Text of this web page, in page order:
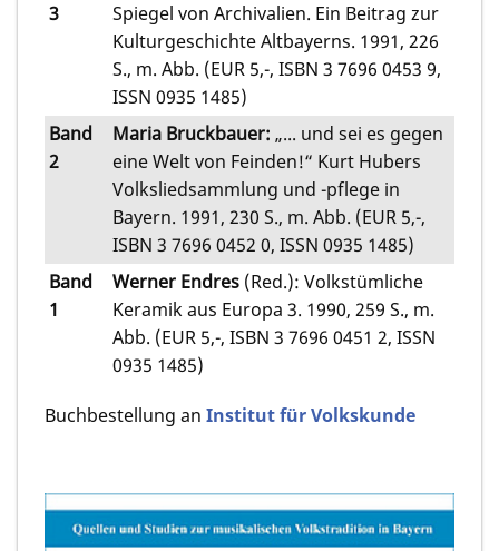
3
Spiegel von Archivalien. Ein Beitrag zur
Kulturgeschichte Altbayerns. 1991, 226
S., m. Abb. (EUR 5,-, ISBN 3 7696 0453 9,
ISSN 0935 1485)
Band
2
Maria Bruckbauer: „... und sei es gegen
eine Welt von Feinden!“ Kurt Hubers
Volksliedsammlung und -pflege in
Bayern. 1991, 230 S., m. Abb. (EUR 5,-,
ISBN 3 7696 0452 0, ISSN 0935 1485)
Band
1
Werner Endres (Red.): Volkstümliche
Keramik aus Europa 3. 1990, 259 S., m.
Abb. (EUR 5,-, ISBN 3 7696 0451 2, ISSN
0935 1485)
Buchbestellung an Institut für Volkskunde